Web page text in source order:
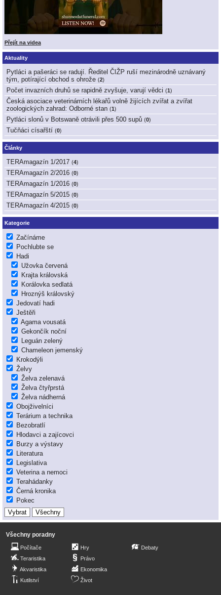
Přejít na videa
Aktuality
Pytláci a pašeráci se radují. Ředitel ČIŽP ruší mezinárodně uznávaný
tým, potírající obchod s ohrože (2)
Počet invazních druhů se rapidně zvyšuje, varují vědci (1)
Česká asociace veterinárních lékařů volně žijících zvířat a zvířat
zoologických zahrad: Odborné stan (1)
Pytláci slonů v Botswaně otrávili přes 500 supů (0)
Tučňáci císařští (0)
Články
TERAmagazín 1/2017 (4)
TERAmagazín 2/2016 (0)
TERAmagazín 1/2016 (0)
TERAmagazín 5/2015 (0)
TERAmagazín 4/2015 (0)
Kategorie
Začínáme
Pochlubte se
Hadi
Užovka červená
Krajta královská
Korálovka sedlatá
Hroznýš královský
Jedovatí hadi
Ještěři
Agama vousatá
Gekončík noční
Leguán zelený
Chameleon jemenský
Krokodýli
Želvy
Želva zelenavá
Želva čtyřprstá
Želva nádherná
Obojživelníci
Terárium a technika
Bezobratlí
Hlodavci a zajícovci
Burzy a výstavy
Literatura
Legislativa
Veterina a nemoci
Terahádanky
Černá kronika
Pokec
Všechny poradny
Počítače
Teraristika
Akvaristika
Kutilství
Hry
Právo
Ekonomika
Život
Debaty